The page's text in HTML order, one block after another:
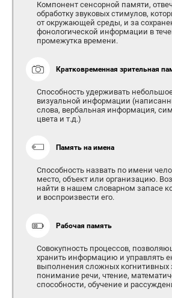
Компонент сенсорной памяти,
обработку звуковых стимулов,
от окружающей среды, и за
фонологической информации в
промежутка времени.
Кратковременная зрительная
Способность удерживать
визуальной информации
слова, вербальная информация,
цвета и т.д.)
Память на имена
Способность назвать по имени
место, объект или организацию.
найти в нашем словарном запасе
и воспроизвести его.
Рабочая память
Совокупность процессов,
хранить информацию и управлять
выполнения сложных когнитивных
понимание речи, чтение,
способности, обучение и